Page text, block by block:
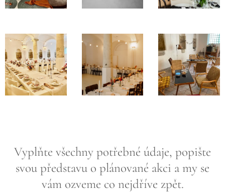
Vyplňte všechny potřebné údaje, popište
svou představu o plánované akci a my se
vám ozveme co nejdříve zpět.